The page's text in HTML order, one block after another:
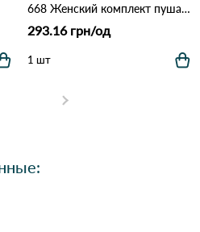
668 Женский комплект пушап Зелено бежевый
293.16 грн/од
1 шт